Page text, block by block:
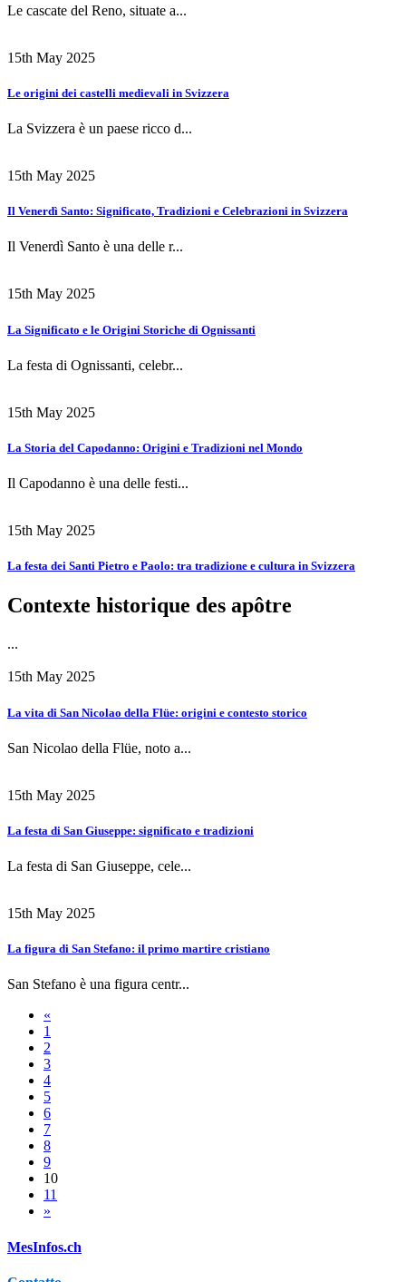
Le cascate del Reno, situate a...
15th May 2025
Le origini dei castelli medievali in Svizzera
La Svizzera è un paese ricco d...
15th May 2025
Il Venerdì Santo: Significato, Tradizioni e Celebrazioni in Svizzera
Il Venerdì Santo è una delle r...
15th May 2025
La Significato e le Origini Storiche di Ognissanti
La festa di Ognissanti, celebr...
15th May 2025
La Storia del Capodanno: Origini e Tradizioni nel Mondo
Il Capodanno è una delle festi...
15th May 2025
La festa dei Santi Pietro e Paolo: tra tradizione e cultura in Svizzera
Contexte historique des apôtre
...
15th May 2025
La vita di San Nicolao della Flüe: origini e contesto storico
San Nicolao della Flüe, noto a...
15th May 2025
La festa di San Giuseppe: significato e tradizioni
La festa di San Giuseppe, cele...
15th May 2025
La figura di San Stefano: il primo martire cristiano
San Stefano è una figura centr...
«
1
2
3
4
5
6
7
8
9
10
11
»
MesInfos.ch